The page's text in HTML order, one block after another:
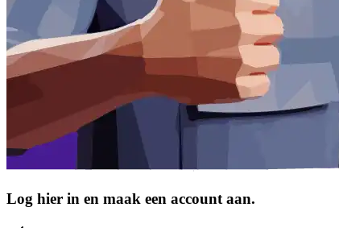
Log hier in en maak een account aan.